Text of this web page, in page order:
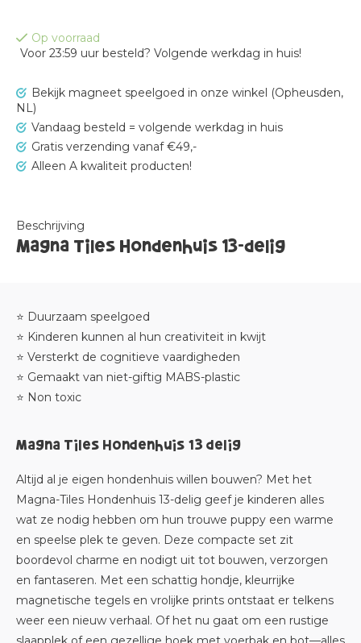
Op voorraad
Voor 23:59 uur besteld? Volgende werkdag in huis!
Bekijk magneet speelgoed in onze winkel (Opheusden,
NL)
Vandaag besteld = volgende werkdag in huis
Gratis verzending vanaf €49,-
Alleen A kwaliteit producten!
Beschrijving
Magna Tiles Hondenhuis 13-delig
⭐ Duurzaam speelgoed
⭐ Kinderen kunnen al hun creativiteit in kwijt
⭐ Versterkt de cognitieve vaardigheden
⭐ Gemaakt van niet-giftig MABS-plastic
⭐ Non toxic
Magna Tiles Hondenhuis 13 delig
Altijd al je eigen hondenhuis willen bouwen? Met het
Magna-Tiles Hondenhuis 13-delig geef je kinderen alles
wat ze nodig hebben om hun trouwe puppy een warme
en speelse plek te geven. Deze compacte set zit
boordevol charme en nodigt uit tot bouwen, verzorgen
en fantaseren. Met een schattig hondje, kleurrijke
magnetische tegels en vrolijke prints ontstaat er telkens
weer een nieuw verhaal. Of het nu gaat om een rustige